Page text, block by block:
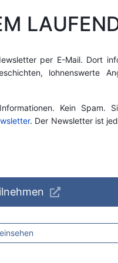
per E-Mail. Dort
lohnenswerte
Kein Spam.
. Der Newsletter ist